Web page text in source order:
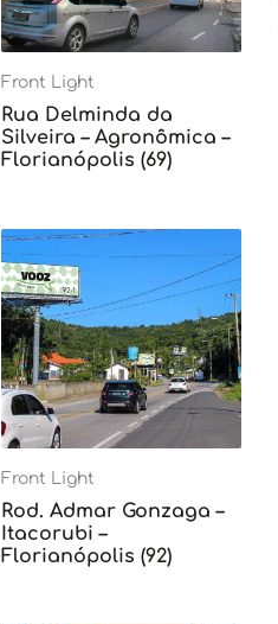
Front Light
Rua Delminda da
Silveira – Agronômica –
Florianópolis (69)
Front Light
Rod. Admar Gonzaga –
Itacorubi –
Florianópolis (92)